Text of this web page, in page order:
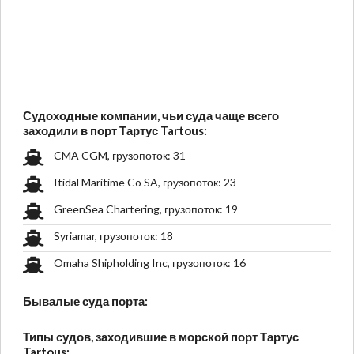
Судоходные компании, чьи суда чаще всего
заходили в порт Тартус Tartous:
CMA CGM, грузопоток: 31
Itidal Maritime Co SA, грузопоток: 23
GreenSea Chartering, грузопоток: 19
Syriamar, грузопоток: 18
Omaha Shipholding Inc, грузопоток: 16
Бывалые суда порта:
Типы судов, заходившие в морской порт Тартус